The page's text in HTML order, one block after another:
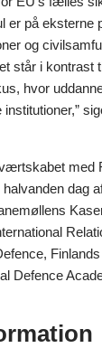
er på eksterne
og
står i kontrast
hvor
med
dag
Defence